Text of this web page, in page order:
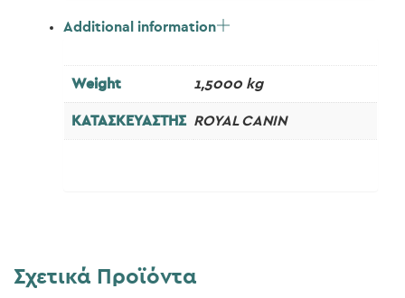
Additional information
Weight 1,5000 kg
ΚΑΤΑΣΚΕΥΑΣΤΗΣ ROYAL CANIN
Σχετικά Προϊόντα